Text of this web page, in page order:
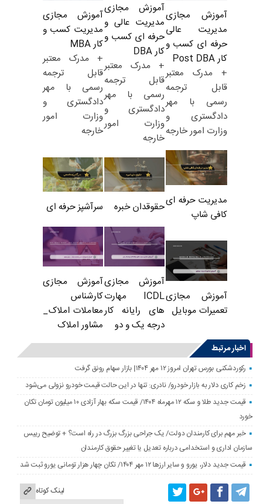
آموزش مجازی
مدیریت عالی
حرفه ای کسب و
کار Post DBA
+ مدرک معتبر
قابل ترجمه
رسمی با مهر
دادگستری و
وزارت امور خارجه
آموزش مجازی
مدیریت عالی و
حرفه ای کسب و
کار DBA
+ مدرک معتبر
قابل ترجمه
رسمی با مهر
دادگستری و
وزارت امور
خارجه
آموزش مجازی
مدیریت کسب و
کار MBA
+ مدرک معتبر
قابل ترجمه
رسمی با مهر
دادگستری و
وزارت امور
خارجه
مدیریت حرفه ای
کافی شاپ
حقوقدان خبره سرآشپز حرفه ای
آموزش مجازی
تعمیرات موبایل
آموزش مجازی
ICDL مهارت
های رایانه کار
درجه یک و دو
آموزش مجازی
کارشناس
معاملات املاک_
مشاور املاک
اخبار مرتبط
رکوردشکنی بورس تهران امروز ۱۲ مهر ۱۴۰۴| بازار سهام رونق گرفت
زخم کاری دلار به بازار خودرو/ نادری: تنها در این حالت قیمت خودرو نزولی می‌شود
قیمت جدید طلا و سکه ۱۲ مهرماه ۱۴۰۴/ قیمت سکه بهار آزادی ۱۰ میلیون تومان تکان
خورد
خبر مهم برای کارمندان دولت/ یک جراحی بزرگ بزرگ در راه است؟ + توضیح رییس
سازمان اداری و استخدامی درباره تعدیل یا تغییر حقوق کارمندان
قیمت جدید دلار، یورو و سایر ارزها ۱۲ مهر ۱۴۰۴/ تکان چهار هزار تومانی یورو ثبت شد
لینک کوتاه